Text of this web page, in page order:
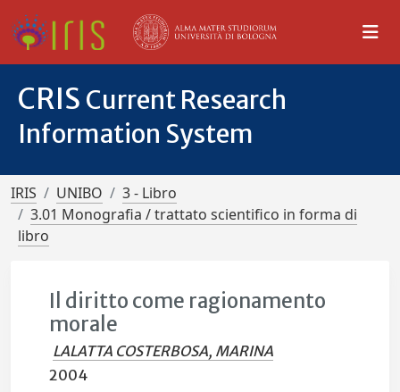
CRIS Current Research
Information System
IRIS UNIBO
3 - Libro
3.01 Monografia / trattato scientifico in forma di
libro
Il diritto come ragionamento
morale
LALATTA COSTERBOSA, MARINA
2004